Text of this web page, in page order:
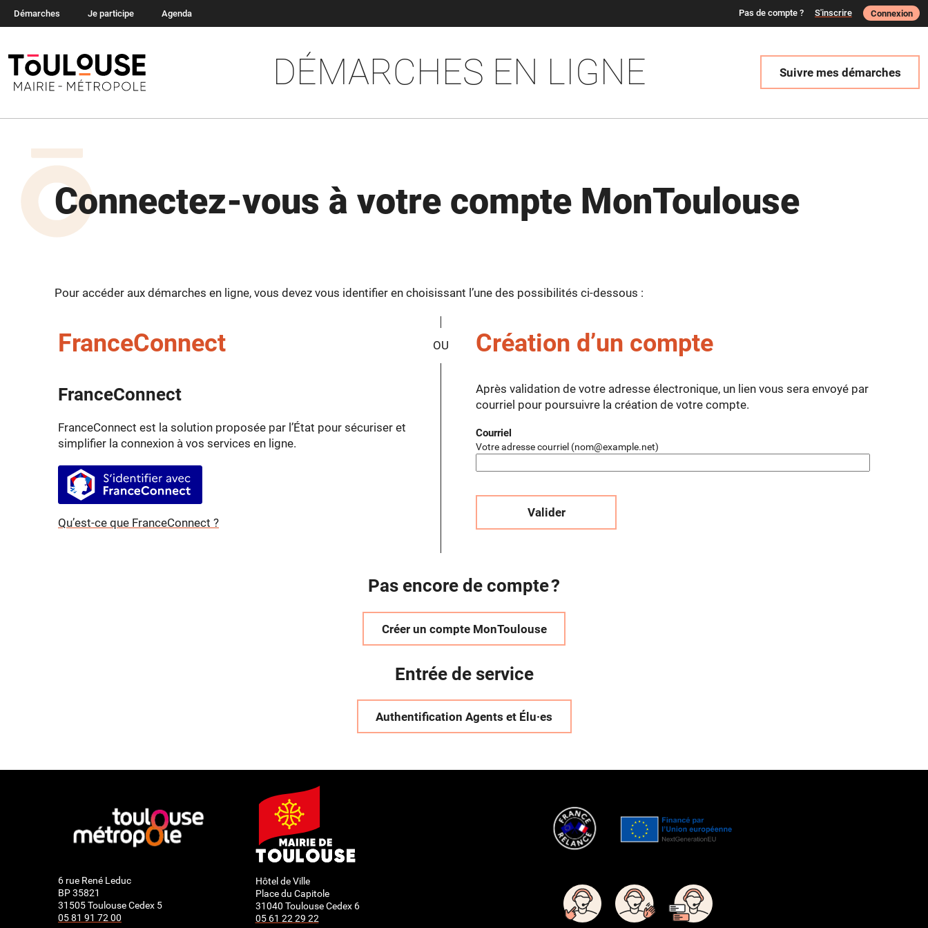
DÉMARCHES EN LIGNE Suivre mes démarches
Démarches Je participe Agenda Pas de compte ? S'inscrire Connexion
Connectez-vous à votre compte MonToulouse
Pour accéder aux démarches en ligne, vous devez vous identifier en choisissant l’une des possibilités ci-dessous :
FranceConnect
FranceConnect
FranceConnect est la solution proposée par l’État pour sécuriser et
simplifier la connexion à vos services en ligne.
S’identifier avec FranceConnect
Qu’est-ce que FranceConnect ?
Création d’un compte
Après validation de votre adresse électronique, un lien vous sera envoyé par
courriel pour poursuivre la création de votre compte.
Courriel
Votre adresse courriel (nom@example.net)
Valider
Pas encore de compte ?
Créer un compte MonToulouse
Entrée de service
Authentification Agents et Élu·es
6 rue René Leduc
BP 35821
31505 Toulouse Cedex 5
05 81 91 72 00
Hôtel de Ville
Place du Capitole
31040 Toulouse Cedex 6
05 61 22 29 22